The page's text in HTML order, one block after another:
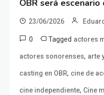
OBR será
23/06/2026
0 Tagged actores
actores sonorenses, arte
casting en OBR, cine de
cine independiente, Cine